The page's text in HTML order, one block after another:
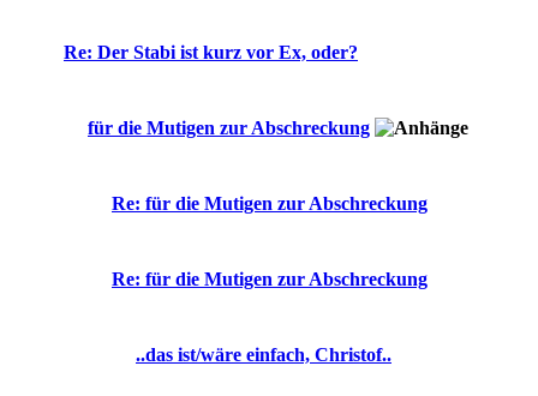
Re: Der Stabi ist kurz vor Ex, oder?
für die Mutigen zur Abschreckung
Re: für die Mutigen zur Abschreckung
Re: für die Mutigen zur Abschreckung
..das ist/wäre einfach, Christof..